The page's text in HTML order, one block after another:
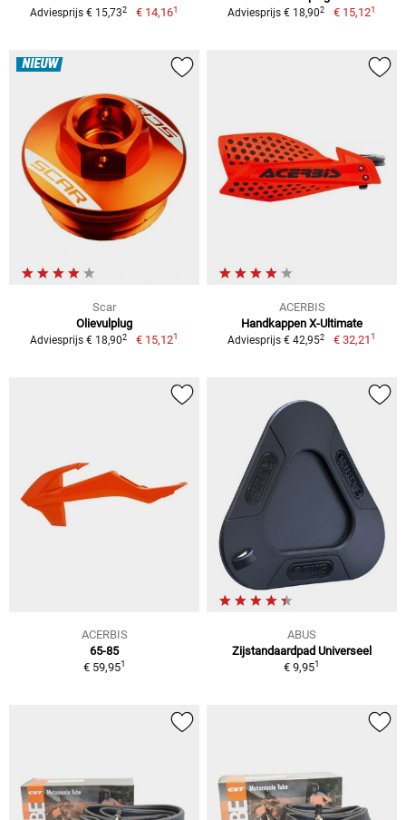
Adviesprijs € 15,732 € 14,161 Adviesprijs € 18,902 € 15,121
NIEUW
Scar
Olievulplug
Adviesprijs € 18,902 € 15,121
ACERBIS
Handkappen X-Ultimate
Adviesprijs € 42,952 € 32,211
ACERBIS
65-85
€ 59,951
ABUS
Zijstandaardpad Universeel
€ 9,951